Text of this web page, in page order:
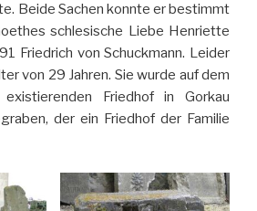
Beide Sachen konnte er bestimmt
schlesische Liebe Henriette
Friedrich von Schuckmann. Leider
von 29 Jahren. Sie wurde auf dem
Friedhof in Gorkau
der ein Friedhof der Familie